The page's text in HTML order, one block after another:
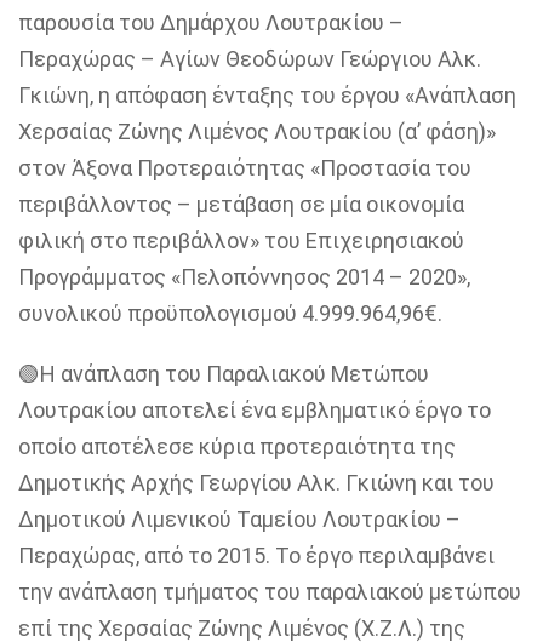
παρουσία του Δημάρχου Λουτρακίου –
Περαχώρας – Αγίων Θεοδώρων Γεώργιου Αλκ.
Γκιώνη, η απόφαση ένταξης του έργου «Ανάπλαση
Χερσαίας Ζώνης Λιμένος Λουτρακίου (α’ φάση)»
στον Άξονα Προτεραιότητας «Προστασία του
περιβάλλοντος – μετάβαση σε μία οικονομία
φιλική στο περιβάλλον» του Επιχειρησιακού
Προγράμματος «Πελοπόννησος 2014 – 2020»,
συνολικού προϋπολογισμού 4.999.964,96€.
🟢Η ανάπλαση του Παραλιακού Μετώπου
Λουτρακίου αποτελεί ένα εμβληματικό έργο το
οποίο αποτέλεσε κύρια προτεραιότητα της
Δημοτικής Αρχής Γεωργίου Αλκ. Γκιώνη και του
Δημοτικού Λιμενικού Ταμείου Λουτρακίου –
Περαχώρας, από το 2015. Το έργο περιλαμβάνει
την ανάπλαση τμήματος του παραλιακού μετώπου
επί της Χερσαίας Ζώνης Λιμένος (Χ.Ζ.Λ.) της